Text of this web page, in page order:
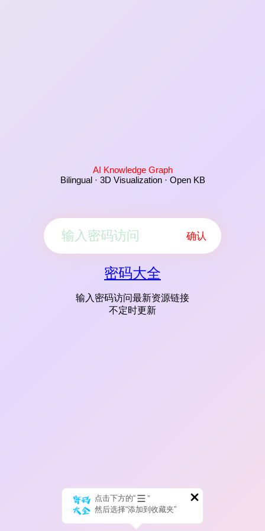
AI Knowledge Graph
Bilingual · 3D Visualization · Open KB
确认
密码大全
输入密码访问最新资源链接
不定时更新
点击下方的“
”
然后选择“添加到收藏夹”